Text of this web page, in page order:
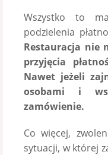
Wszystko to
podzielenia
Restauracja nie
przyjęcia
Nawet jeżeli
osobami i
zamówienie.
Co więcej,
sytuacji, w której